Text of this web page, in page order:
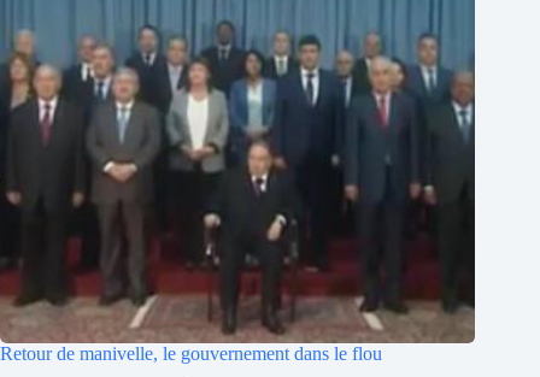
Retour de manivelle, le gouvernement dans le flou